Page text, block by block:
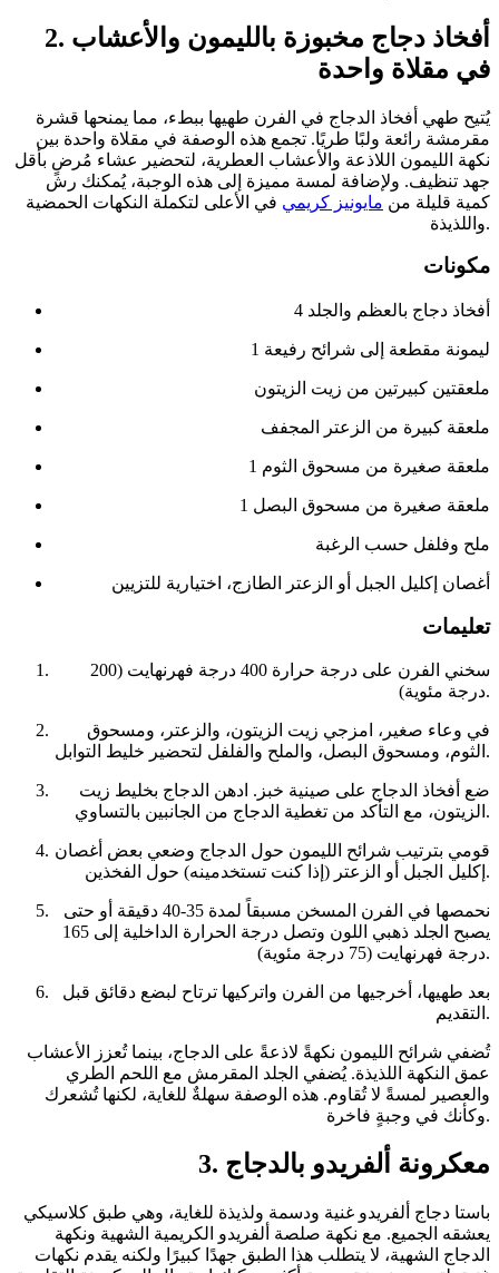
2. أفخاذ دجاج مخبوزة بالليمون والأعشاب
في مقلاة واحدة
يُتيح طهي أفخاذ الدجاج في الفرن طهيها ببطء، مما يمنحها قشرة
مقرمشة رائعة ولبًا طريًا. تجمع هذه الوصفة في مقلاة واحدة بين
نكهة الليمون اللاذعة والأعشاب العطرية، لتحضير عشاء مُرضٍ بأقل
جهد تنظيف. ولإضافة لمسة مميزة إلى هذه الوجبة، يُمكنك رش
كمية قليلة من مايونيز كريمي في الأعلى لتكملة النكهات الحمضية
واللذيذة.
مكونات
4 أفخاذ دجاج بالعظم والجلد
1 ليمونة مقطعة إلى شرائح رفيعة
ملعقتين كبيرتين من زيت الزيتون
ملعقة كبيرة من الزعتر المجفف
1 ملعقة صغيرة من مسحوق الثوم
1 ملعقة صغيرة من مسحوق البصل
ملح وفلفل حسب الرغبة
أغصان إكليل الجبل أو الزعتر الطازج، اختيارية للتزيين
تعليمات
سخني الفرن على درجة حرارة 400 درجة فهرنهايت (200
درجة مئوية).
في وعاء صغير، امزجي زيت الزيتون، والزعتر، ومسحوق
الثوم، ومسحوق البصل، والملح والفلفل لتحضير خليط التوابل.
ضع أفخاذ الدجاج على صينية خبز. ادهن الدجاج بخليط زيت
الزيتون، مع التأكد من تغطية الدجاج من الجانبين بالتساوي.
قومي بترتيب شرائح الليمون حول الدجاج وضعي بعض أغصان
إكليل الجبل أو الزعتر (إذا كنت تستخدمينه) حول الفخذين.
نحمصها في الفرن المسخن مسبقاً لمدة 35-40 دقيقة أو حتى
يصبح الجلد ذهبي اللون وتصل درجة الحرارة الداخلية إلى 165
درجة فهرنهايت (75 درجة مئوية).
بعد طهيها، أخرجيها من الفرن واتركيها ترتاح لبضع دقائق قبل
التقديم.
تُضفي شرائح الليمون نكهةً لاذعةً على الدجاج، بينما تُعزز الأعشاب
عمق النكهة اللذيذة. يُضفي الجلد المقرمش مع اللحم الطري
والعصير لمسةً لا تُقاوم. هذه الوصفة سهلةٌ للغاية، لكنها تُشعرك
وكأنك في وجبةٍ فاخرة.
3. معكرونة ألفريدو بالدجاج
باستا دجاج ألفريدو غنية ودسمة ولذيذة للغاية، وهي طبق كلاسيكي
يعشقه الجميع. مع نكهة صلصة ألفريدو الكريمية الشهية ونكهة
الدجاج الشهية، لا يتطلب هذا الطبق جهدًا كبيرًا ولكنه يقدم نكهات